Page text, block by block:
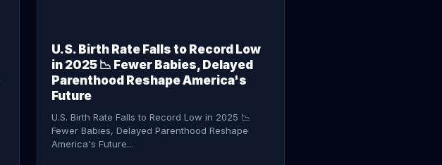
U.S. Birth Rate Falls to Record Low
in 2025 📉 Fewer Babies, Delayed
Parenthood Reshape America's
Future
U.S. Birth Rate Falls to Record Low in 2025 📉
Fewer Babies, Delayed Parenthood Reshape
America's Future...